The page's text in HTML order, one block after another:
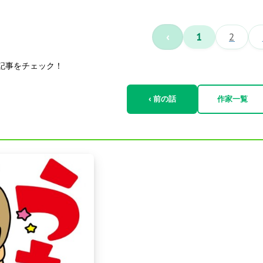
‹ 1 2
をチェック！
‹ 前の話 作家一覧